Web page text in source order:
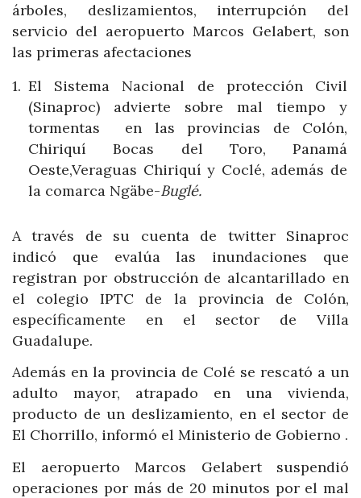
árboles, deslizamientos, interrupción del
servicio del aeropuerto Marcos Gelabert, son
las primeras afectaciones
El Sistema Nacional de protección Civil
(Sinaproc) advierte sobre mal tiempo y
tormentas en las provincias de Colón,
Chiriquí Bocas del Toro, Panamá
Oeste,Veraguas Chiriquí y Coclé, además de
la comarca Ngäbe-Buglé.
A través de su cuenta de twitter Sinaproc
indicó que evalúa las inundaciones que
registran por obstrucción de alcantarillado en
el colegio IPTC de la provincia de Colón,
específicamente en el sector de Villa
Guadalupe.
Además en la provincia de Colé se rescató a un
adulto mayor, atrapado en una vivienda,
producto de un deslizamiento, en el sector de
El Chorrillo, informó el Ministerio de Gobierno .
El aeropuerto Marcos Gelabert suspendió
operaciones por más de 20 minutos por el mal